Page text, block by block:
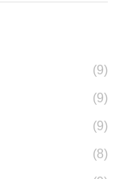
(9)
(9)
(9)
(8)